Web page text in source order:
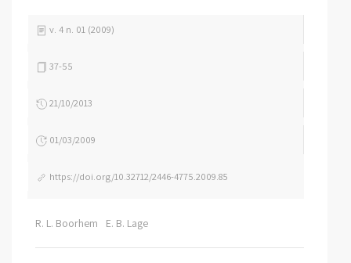
v. 4 n. 01 (2009)
37-55
21/10/2013
01/03/2009
https://doi.org/10.32712/2446-4775.2009.85
R. L. Boorhem E. B. Lage